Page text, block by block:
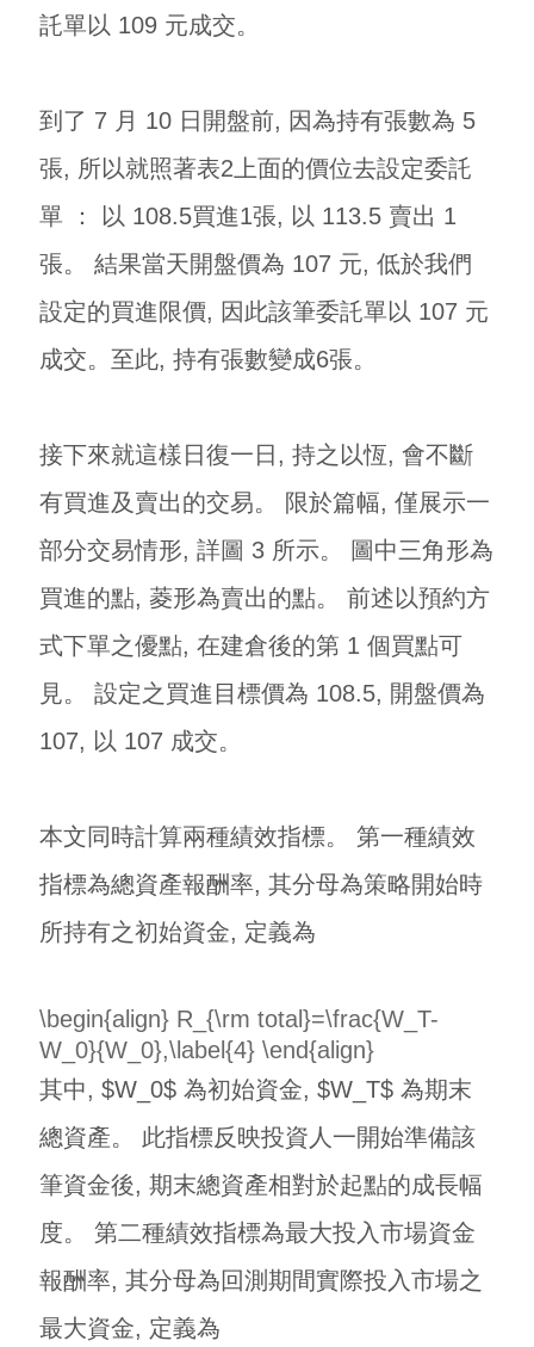
託單以 109 元成交。
到了 7 月 10 日開盤前, 因為持有張數為 5
張, 所以就照著表2上面的價位去設定委託
單 ： 以 108.5買進1張, 以 113.5 賣出 1
張。 結果當天開盤價為 107 元, 低於我們
設定的買進限價, 因此該筆委託單以 107 元
成交。至此, 持有張數變成6張。
接下來就這樣日復一日, 持之以恆, 會不斷
有買進及賣出的交易。 限於篇幅, 僅展示一
部分交易情形, 詳圖 3 所示。 圖中三角形為
買進的點, 菱形為賣出的點。 前述以預約方
式下單之優點, 在建倉後的第 1 個買點可
見。 設定之買進目標價為 108.5, 開盤價為
107, 以 107 成交。
本文同時計算兩種績效指標。 第一種績效
指標為總資產報酬率, 其分母為策略開始時
所持有之初始資金, 定義為
\begin{align} R_{\rm total}=\frac{W_T-
W_0}{W_0},\label{4} \end{align}
其中, $W_0$ 為初始資金, $W_T$ 為期末
總資產。 此指標反映投資人一開始準備該
筆資金後, 期末總資產相對於起點的成長幅
度。 第二種績效指標為最大投入市場資金
報酬率, 其分母為回測期間實際投入市場之
最大資金, 定義為